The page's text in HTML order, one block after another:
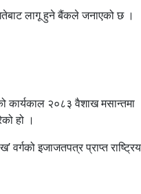
लागू हुने बैंकले जनाएको छ ।
कार्यकाल २०८३ वैशाख मसान्तमा
हो ।
वर्गको इजाजतपत्र प्राप्त राष्ट्रिय